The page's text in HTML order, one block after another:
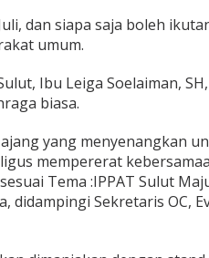
dan siapa saja boleh
umum.
Ibu Leiga Soelaiman,
biasa.
yang menyenangkan
mempererat
Tema :IPPAT Sulut
didampingi Sekretaris OC,